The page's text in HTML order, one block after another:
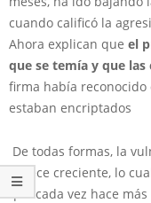
cuando calificó la
Ahora explican que el
que se temía y que
firma había reconocido
estaban encriptados
De todas formas, la
parece creciente, lo
que cada vez hace